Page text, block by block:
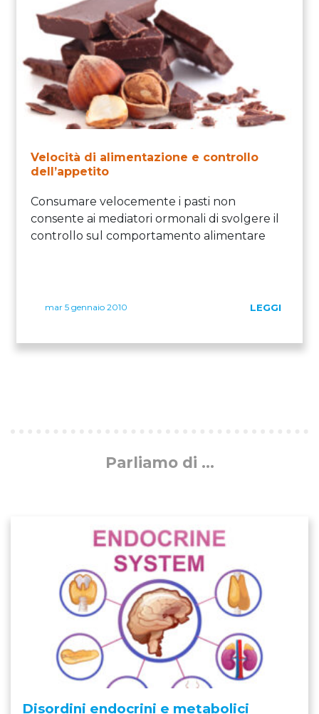
Velocità di alimentazione e controllo
dell’appetito
Consumare velocemente i pasti non
consente ai mediatori ormonali di svolgere il
controllo sul comportamento alimentare
mar 5 gennaio 2010 LEGGI
Parliamo di ...
Disordini endocrini e metabolici